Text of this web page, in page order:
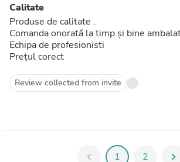
Calitate
Produse de calitate .
Comanda onorată la timp și bine
Echipa de profesionisti
Prețul corect
Review collected from invite
chevron_left 1 2 chevron_right